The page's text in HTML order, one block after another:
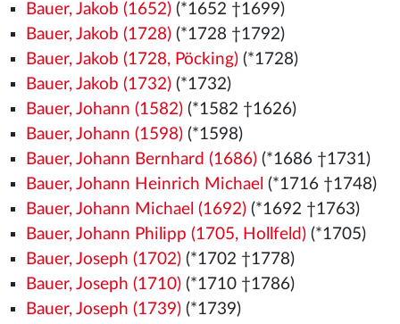
Bauer, Jakob (1652)(*1652 †1699)
Bauer, Jakob (1728)(*1728 †1792)
Bauer, Jakob (1728, Pöcking)(*1728)
Bauer, Jakob (1732)(*1732)
Bauer, Johann (1582)(*1582 †1626)
Bauer, Johann (1598)(*1598)
Bauer, Johann Bernhard (1686)(*1686 †1731)
Bauer, Johann Heinrich Michael (*1716 †1748)
Bauer, Johann Michael (1692)(*1692 †1763)
Bauer, Johann Philipp (1705, Hollfeld)(*1705)
Bauer, Joseph (1702)(*1702 †1778)
Bauer, Joseph (1710)(*1710 †1786)
Bauer, Joseph (1739)(*1739)